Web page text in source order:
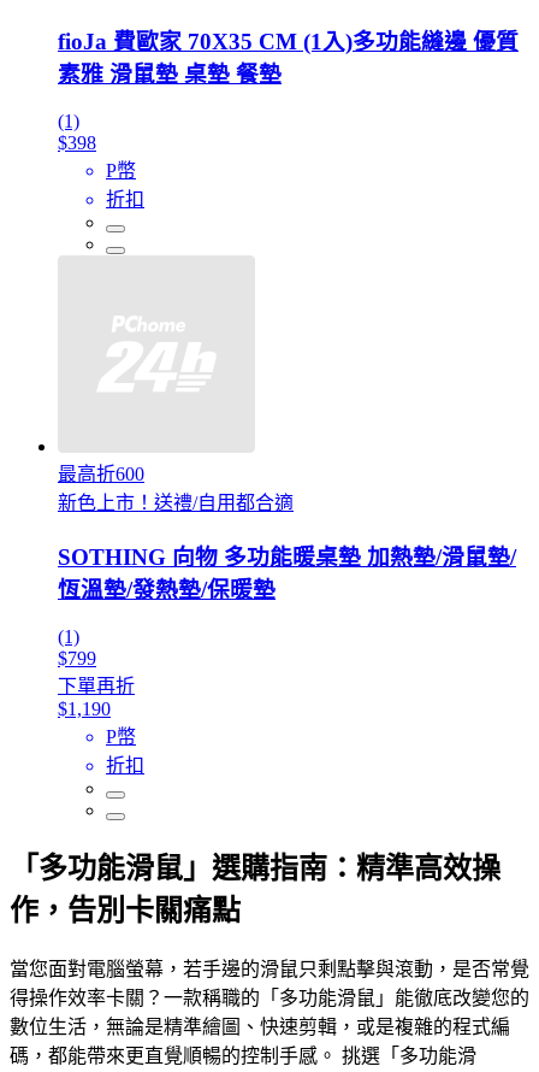
fioJa 費歐家 70X35 CM (1入)多功能縫邊 優質
素雅 滑鼠墊 桌墊 餐墊
(1)
$398
P幣
折扣
最高折600
新色上市！送禮/自用都合適
SOTHING 向物 多功能暖桌墊 加熱墊/滑鼠墊/
恆溫墊/發熱墊/保暖墊
(1)
$799
下單再折
$1,190
P幣
折扣
「多功能滑鼠」選購指南：精準高效操
作，告別卡關痛點
當您面對電腦螢幕，若手邊的滑鼠只剩點擊與滾動，是否常覺
得操作效率卡關？一款稱職的「多功能滑鼠」能徹底改變您的
數位生活，無論是精準繪圖、快速剪輯，或是複雜的程式編
碼，都能帶來更直覺順暢的控制手感。 挑選「多功能滑